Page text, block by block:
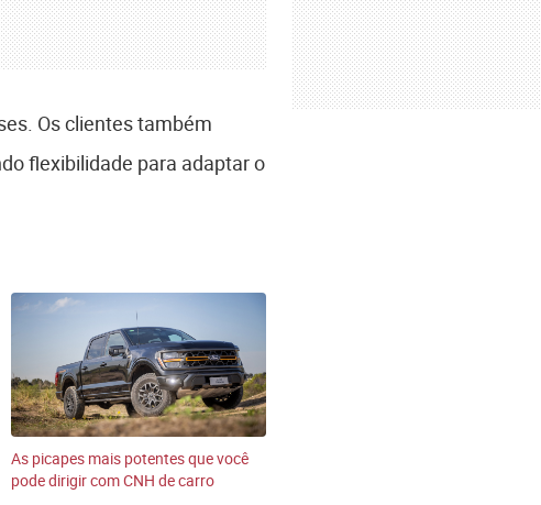
Os clientes também
flexibilidade para adaptar o
As picapes mais potentes que você
pode dirigir com CNH de carro